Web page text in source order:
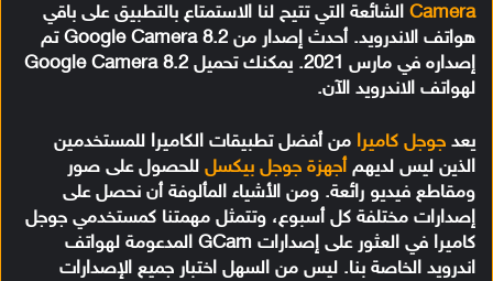
Camera الشائعة التي تتيح لنا الاستمتاع بالتطبيق على باقي
هواتف الاندرويد. أحدث إصدار من Google Camera 8.2 تم
إصداره في مارس 2021. يمكنك تحميل Google Camera 8.2
لهواتف الاندرويد الآن.
يعد جوجل كاميرا من أفضل تطبيقات الكاميرا للمستخدمين
الذين ليس لديهمأجهزة جوجل بيكسل للحصول على صور
ومقاطع فيديو رائعة. ومن الأشياء المألوفة أن نحصل على
إصدارات مختلفة كل أسبوع، وتتمثل مهمتنا كمستخدمي جوجل
كاميرا في العثور على إصدارات GCam المدعومة لهواتف
اندرويد الخاصة بنا. ليس من السهل اختبار جميع الإصدارات